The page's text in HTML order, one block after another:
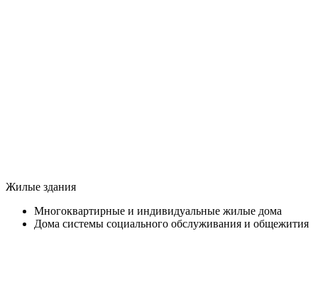
Жилые здания
Многоквартирные и индивидуальные жилые дома
Дома системы социального обслуживания и общежития